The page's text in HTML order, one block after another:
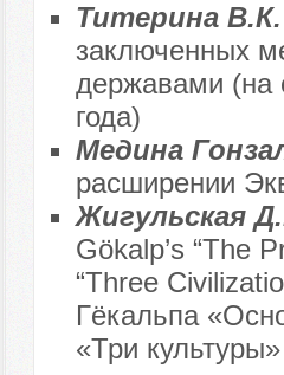
Титерина
заключенных
державами (на
года)
Медина
расширении
Жигульская
Gökalp’s “The
“Three
Гёкальпа
«Три культуры»